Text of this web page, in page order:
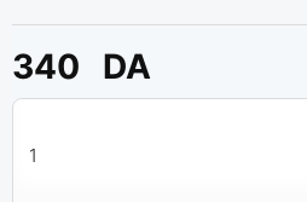
340 DA
quantité de Disque lamelle 115 x